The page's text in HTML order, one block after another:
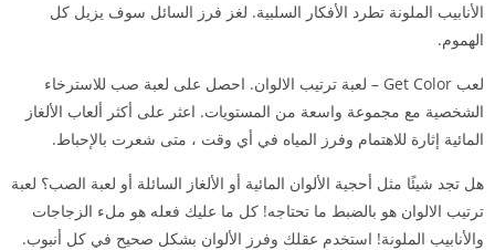
الأنابيب الملونة تطرد الأفكار السلبية. لغز فرز السائل سوف يزيل كل
الهموم.
لعب Get Color – لعبة ترتيب الالوان. احصل على لعبة صب للاسترخاء
الشخصية مع مجموعة واسعة من المستويات. اعثر على أكثر ألعاب الألغاز
المائية إثارة للاهتمام وفرز المياه في أي وقت ، متى شعرت بالإحباط.
هل تجد شيئًا مثل أحجية الألوان المائية أو الألغاز السائلة أو لعبة الصب؟ لعبة
ترتيب الالوان هو بالضبط ما تحتاجه! كل ما عليك فعله هو ملء الزجاجات
والأنابيب الملونة! استخدم عقلك وفرز الألوان بشكل صحيح في كل أنبوب.